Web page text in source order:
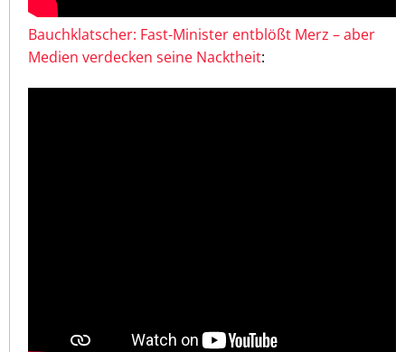
Bauchklatscher: Fast-Minister entblößt Merz – aber
Medien verdecken seine Nacktheit: